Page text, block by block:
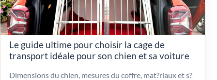
Le guide ultime pour choisir la cage de
transport idéale pour son chien et sa voiture
Dimensions du chien, mesures du coffre, mat?riaux et s?